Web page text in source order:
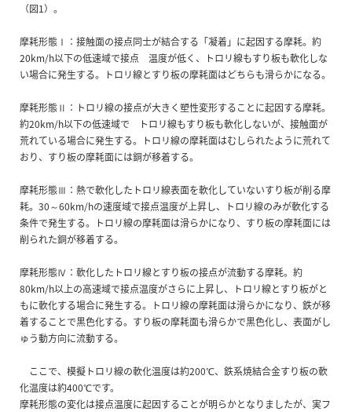
（図1）。
摩耗形態Ⅰ：接触面の接点同士が結合する「凝着」に起因する摩耗。約
20km/h以下の低速域で接点 温度が低く、トロリ線もすり板も軟化しな
い場合に発生する。トロリ線とすり板の摩耗面はどちらも滑らかになる。
摩耗形態Ⅱ：トロリ線の接点が大きく塑性変形することに起因する摩耗。
約20km/h以下の低速域で トロリ線もすり板も軟化しないが、接触面が
荒れている場合に発生する。トロリ線の摩耗面はむしられたように荒れて
おり、すり板の摩耗面には銅が移着する。
摩耗形態Ⅲ：熱で軟化したトロリ線表面を軟化していないすり板が削る摩
耗。30～60km/hの速度域で接点温度が上昇し、トロリ線のみが軟化する
条件で発生する。トロリ線の摩耗面は滑らかになり、すり板の摩耗面には
削られた銅が移着する。
摩耗形態Ⅳ：軟化したトロリ線とすり板の接点が流動する摩耗。約
80km/h以上の高速域で接点温度がさらに上昇し、トロリ線とすり板がと
もに軟化する場合に発生する。トロリ線の摩耗面は滑らかになり、鉄が移
着することで黒色化する。すり板の摩耗面も滑らかで黒色化し、表面がし
ゅう動方向に流動する。
ここで、模擬トロリ線の軟化温度は約200℃、鉄系焼結合金すり板の軟
化温度は約400℃です。
摩耗形態の変化は接点温度に起因することが明らかとなりましたが、実フ